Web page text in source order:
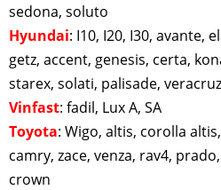
sedona, soluto
Hyundai: I10, I20, I30, avante,
getz, accent, genesis, certa,
starex, solati, palisade, veracruz
Vinfast: fadil, Lux A, SA
Toyota: Wigo, altis, corolla
camry, zace, venza, rav4,
crown